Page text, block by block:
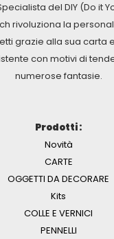
del DIY (Do it
rivoluziona la
grazie alla sua carta
con motivi di
numerose fantasie.
Prodotti :
Novità
CARTE
OGGETTI DA DECORARE
Kits
COLLE E VERNICI
PENNELLI